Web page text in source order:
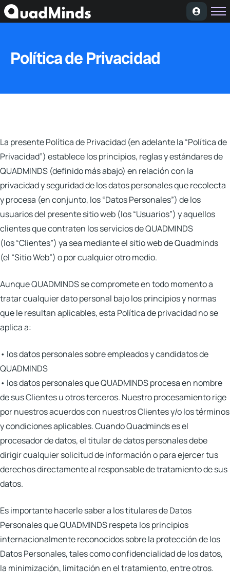
Soluciones
Casos de Éxito
Política de Privacidad
La presente Política de Privacidad (en adelante la “Política de
Privacidad”) establece los principios, reglas y estándares de
QUADMINDS (definido más abajo) en relación con la
privacidad y seguridad de los datos personales que recolecta
y procesa (en conjunto, los“Datos Personales”) de los
usuarios del presente sitio web (los“Usuarios”) y aquellos
clientes que contraten los servicios de QUADMINDS
(los“Clientes”) ya sea mediante el sitio web de Quadminds
(el “Sitio Web”) o por cualquier otro medio.
Aunque QUADMINDS se compromete en todo momento a
tratar cualquier dato personal bajo los principios y normas
que le resultan aplicables, esta Política de privacidad no se
aplica a:
• los datos personales sobre empleados y candidatos de
QUADMINDS
• los datos personales que QUADMINDS procesa en nombre
de sus Clientes u otros terceros. Nuestro procesamiento rige
por nuestros acuerdos con nuestros Clientes y/o los términos
y condiciones aplicables. Cuando Quadminds es el
procesador de datos, el titular de datos personales debe
dirigir cualquier solicitud de información o para ejercer tus
derechos directamente al responsable de tratamiento de sus
datos.
Es importante hacerle saber a los titulares de Datos
Personales que QUADMINDS respeta los principios
internacionalmente reconocidos sobre la protección de los
Datos Personales, tales como confidencialidad de los datos,
la minimización, limitación en el tratamiento, entre otros.